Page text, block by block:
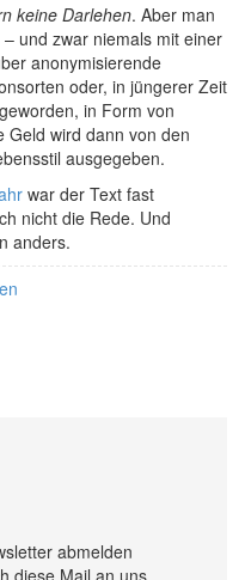
keine Darlehen. Aber man
und zwar niemals mit einer
anonymisierende
oder, in jüngerer Zeit
in Form von
Geld wird dann von den
ausgegeben.
war der Text fast
nicht die Rede. Und
anders.
abmelden
diese Mail an uns